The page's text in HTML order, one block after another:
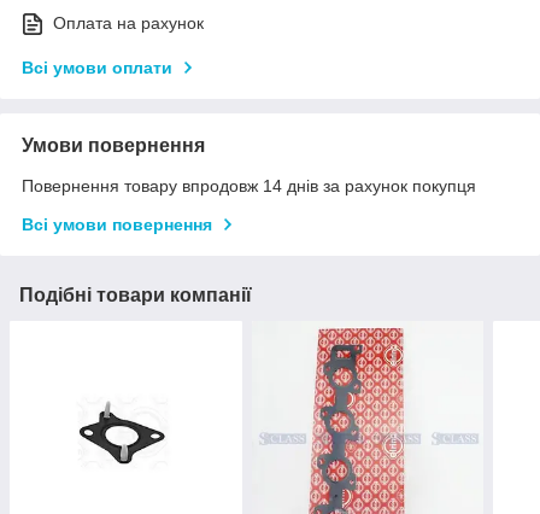
Оплата на рахунок
Всі умови оплати
Умови повернення
Повернення товару впродовж 14 днів за рахунок покупця
Всі умови повернення
Подібні товари компанії